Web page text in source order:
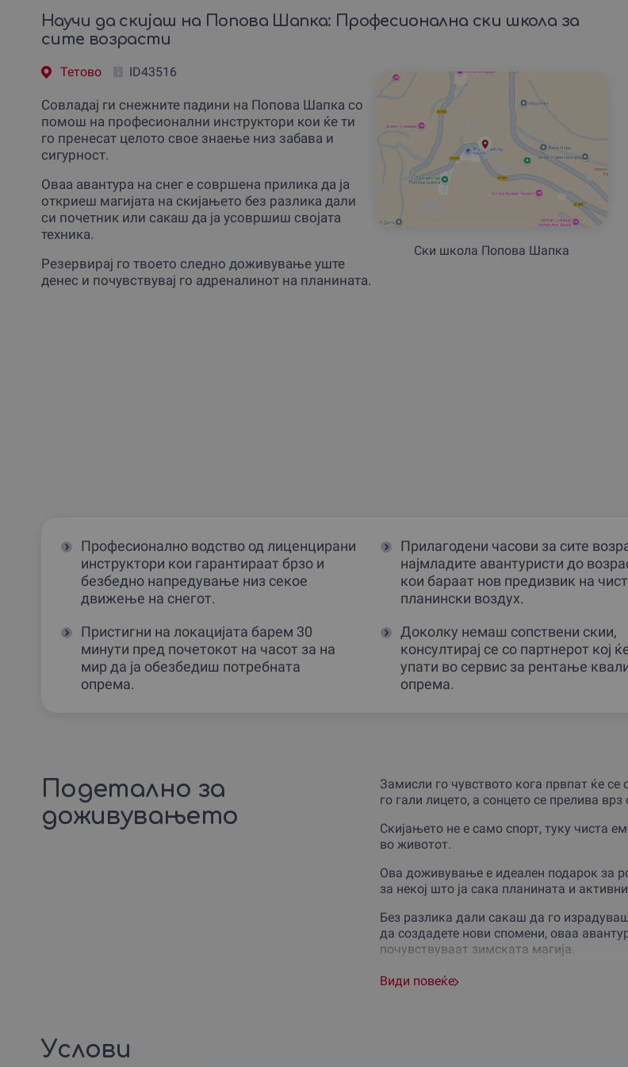
Научи да скијаш на Попова Шапка: Професионална ски школа за
сите возрасти
Тетово ID43516
Ски школа Попова Шапка
Совладај ги снежните падини на Попова Шапка со
помош на професионални инструктори кои ќе ти
го пренесат целото свое знаење низ забава и
сигурност.
Оваа авантура на снег е совршена прилика да ја
откриеш магијата на скијањето без разлика дали
си почетник или сакаш да ја усовршиш својата
техника.
Резервирај го твоето следно доживување уште
денес и почувствувај го адреналинот на планината.
Професионално водство од лиценцирани
инструктори кои гарантираат брзо и
безбедно напредување низ секое
движење на снегот.
Прилагодени часови за сите
најмладите авантуристи до
кои бараат нов предизвик на чист
планински воздух.
Пристигни на локацијата барем 30
минути пред почетокот на часот за на
мир да ја обезбедиш потребната
опрема.
Доколку немаш сопствени скии,
консултирај се со партнерот кој
упати во сервис за рентање
опрема.
Подетално за
доживувањето
Замисли го чувството кога првпат ќе
го гали лицето, а сонцето се прелива врз
Скијањето не е само спорт, туку чиста
во животот.
Ова доживување е идеален подарок за
за некој што ја сака планината и
Без разлика дали сакаш да го
да создадете нови спомени, оваа
почувствуваат зимската магија.
Доживувањето започнува на
Види повеќе
Услови